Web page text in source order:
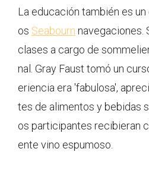
La educación también es
os Seabourn navegaciones.
clases a cargo de
nal. Gray Faust tomó un
eriencia era 'fabulosa',
tes de alimentos y bebidas
os participantes recibieran
ente vino espumoso.